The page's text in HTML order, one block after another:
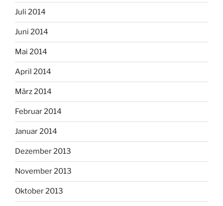
Juli 2014
Juni 2014
Mai 2014
April 2014
März 2014
Februar 2014
Januar 2014
Dezember 2013
November 2013
Oktober 2013